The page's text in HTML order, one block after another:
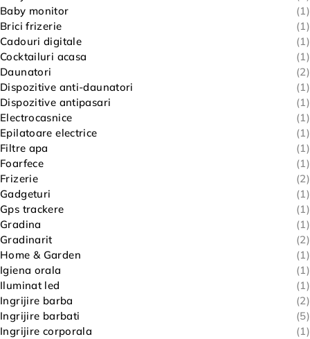
Baby monitor
(1)
Brici frizerie
(1)
Cadouri digitale
(1)
Cocktailuri acasa
(1)
Daunatori
(2)
Dispozitive anti-daunatori
(1)
Dispozitive antipasari
(1)
Electrocasnice
(1)
Epilatoare electrice
(1)
Filtre apa
(1)
Foarfece
(1)
Frizerie
(2)
Gadgeturi
(1)
Gps trackere
(1)
Gradina
(1)
Gradinarit
(2)
Home & Garden
(1)
Igiena orala
(1)
Iluminat led
(1)
Ingrijire barba
(2)
Ingrijire barbati
(5)
Ingrijire corporala
(1)